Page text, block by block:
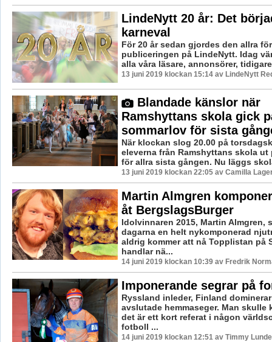
LindeNytt 20 år: Det
karneval
För 20 år sedan gjordes den allra
publiceringen på LindeNytt. Idag
alla våra läsare, annonsörer,
13 juni 2019 klockan 15:14 av LindeNytt
Blandade känslor när
Ramshyttans skola gick
sommarlov för sista
När klockan slog 20.00 på
eleverna från Ramshyttans skola ut
för allra sista gången. Nu läggs
13 juni 2019 klockan 22:05 av Camilla
Martin Almgren
åt BergslagsBurger
Idolvinnaren 2015, Martin Almgren,
dagarna en helt nykomponerad
aldrig kommer att nå Topplistan på
handlar nä...
14 juni 2019 klockan 10:39 av Fredrik
Imponerande segrar på
Ryssland inleder, Finland
avslutade hemmaseger. Man skulle
det är ett kort referat i någon
fotboll ...
14 juni 2019 klockan 12:51 av Timmy